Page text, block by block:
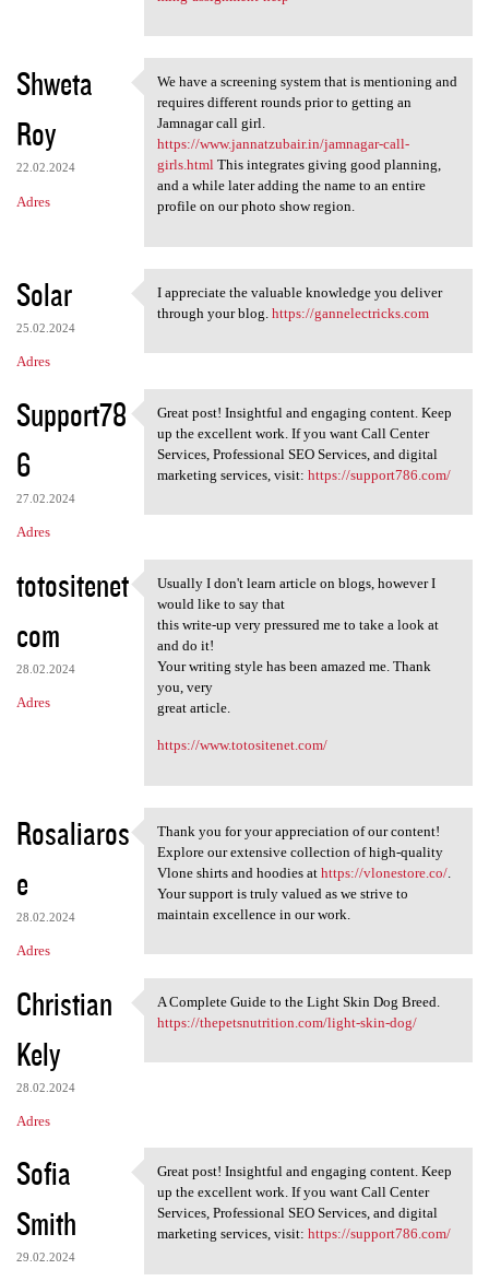
Shweta
Roy
22.02.2024
Adres
We have a screening system
We have a screening system that is mentioning and
requires different rounds prior to getting an
Jamnagar call girl.
https://www.jannatzubair.in/jamnagar-call-
girls.htmlThis integrates giving good planning,
and a while later adding the name to an entire
profile on our photo show region.
Solar
25.02.2024
Adres
I appreciate the valuable
I appreciate the valuable knowledge you deliver
through your blog. https://gannelectricks.com
Support78
6
27.02.2024
Adres
Great post! Insightful and
Great post! Insightful and engaging content. Keep
up the excellent work. If you want Call Center
Services, Professional SEO Services, and digital
marketing services, visit: https://support786.com/
totositenet
com
28.02.2024
Adres
Usually I don't learn article
Usually I don't learn article on blogs, however I
would like to say that
this write-up very pressured me to take a look at
and do it!
Your writing style has been amazed me. Thank
you, very
great article.
https://www.totositenet.com/
Rosaliaros
e
28.02.2024
Adres
Thank you for your
Thank you for your appreciation of our content!
Explore our extensive collection of high-quality
Vlone shirts and hoodies at https://vlonestore.co/.
Your support is truly valued as we strive to
maintain excellence in our work.
Christian
Kely
28.02.2024
Adres
A Complete Guide to the Light
A Complete Guide to the Light Skin Dog Breed.
https://thepetsnutrition.com/light-skin-dog/
Sofia
Smith
29.02.2024
Great post! Insightful and
Great post! Insightful and engaging content. Keep
up the excellent work. If you want Call Center
Services, Professional SEO Services, and digital
marketing services, visit: https://support786.com/